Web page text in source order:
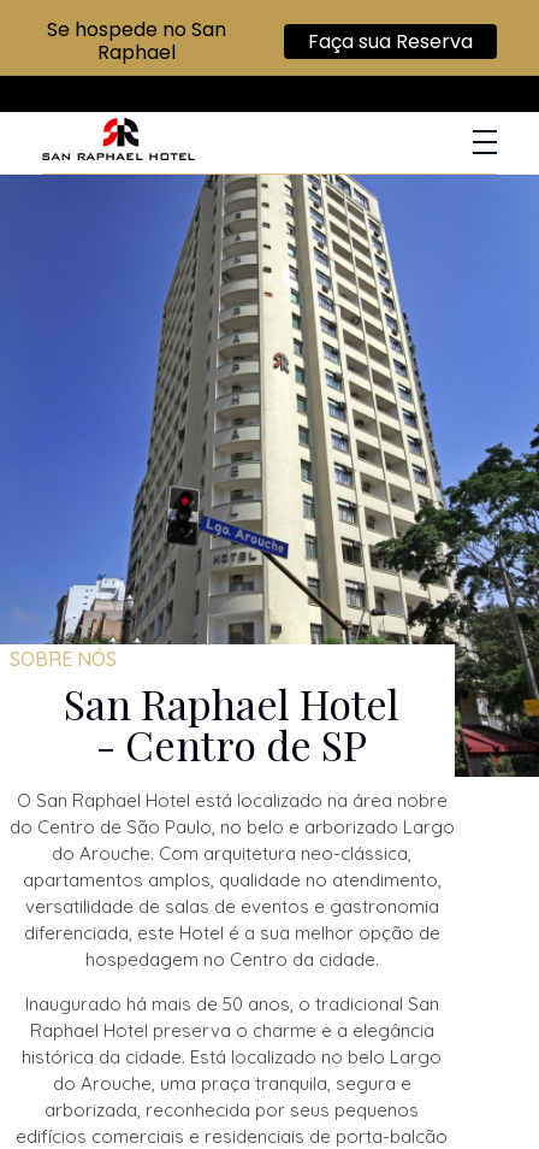
San Raphael Hotel
Hotel no Centro de SP
SOBRE NÓS
San Raphael Hotel
- Centro de SP
O San Raphael Hotel está localizado na área nobre
do Centro de São Paulo, no belo e arborizado Largo
do Arouche. Com arquitetura neo-clássica,
apartamentos amplos, qualidade no atendimento,
versatilidade de salas de eventos e gastronomia
diferenciada, este Hotel é a sua melhor opção de
hospedagem no Centro da cidade.
Inaugurado há mais de 50 anos, o tradicional San
Raphael Hotel preserva o charme e a elegância
histórica da cidade. Está localizado no belo Largo
do Arouche, uma praça tranquila, segura e
arborizada, reconhecida por seus pequenos
edifícios comerciais e residenciais de porta-balcão
Se hospede no San
Raphael
Faça sua Reserva